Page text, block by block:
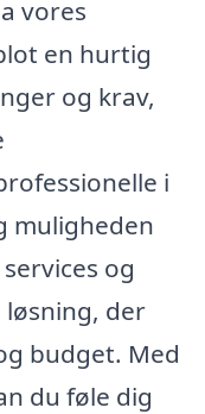
vores
en hurtig
og krav,
i
muligheden
og
der
budget. Med
du føle dig